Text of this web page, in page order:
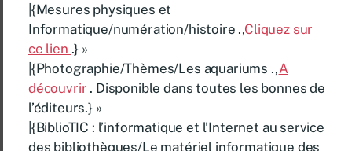
|{Mesures physiques et
Informatique/numération/histoire .,Cliquez sur
ce lien .} »
|{Photographie/Thèmes/Les aquariums .,A
découvrir . Disponible dans toutes les bonnes de
l’éditeurs.} »
|{BiblioTIC : l’informatique et l’Internet au service
des bibliothèques/Le matériel informatique des